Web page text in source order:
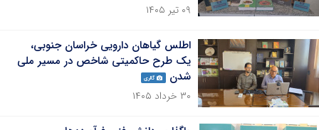
۰۹ تیر ۱۴۰۵
اطلس گیاهان دارویی خراسان جنوبی،
یک طرح حاکمیتی شاخص در مسیر ملی
شدن
گالری
۳۰ خرداد ۱۴۰۵